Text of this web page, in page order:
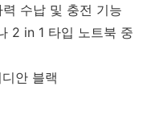
수납 및 충전 기능
2 in 1 타입 노트북 중
안 블랙